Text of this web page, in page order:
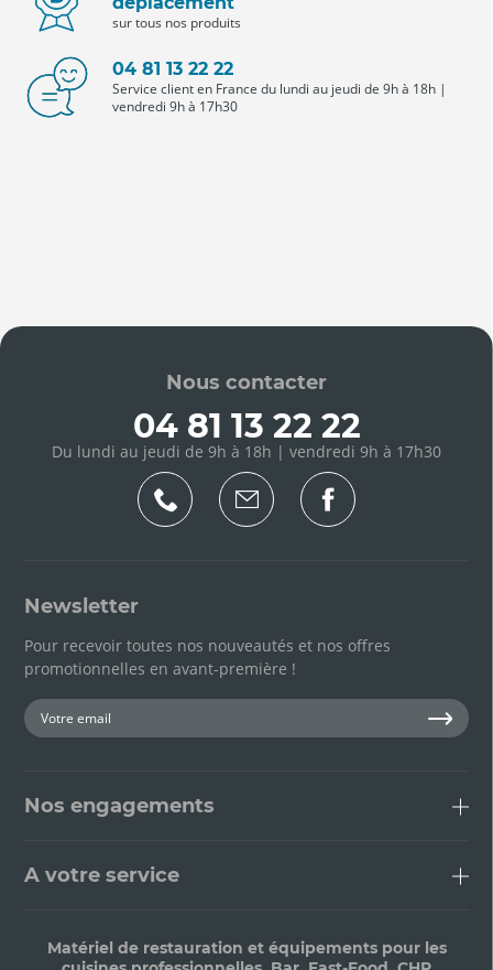
sur tous nos produits
04 81 13 22 22
Service client en France du lundi au jeudi de 9h à 18h |
vendredi 9h à 17h30
Nous contacter
04 81 13 22 22
Du lundi au jeudi de 9h à 18h | vendredi 9h à 17h30
Newsletter
Pour recevoir toutes nos nouveautés et nos offres
promotionnelles en avant-première !
Nos engagements
A votre service
Matériel de restauration et équipements pour les